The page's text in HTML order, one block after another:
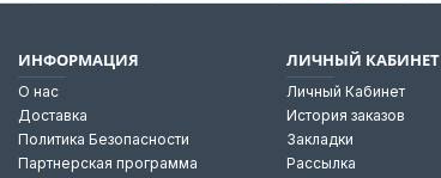
ИНФОРМАЦИЯ
О нас
Доставка
Политика Безопасности
Партнерская программа
ЛИЧНЫЙ КАБИНЕТ
Личный Кабинет
История заказов
Закладки
Рассылка